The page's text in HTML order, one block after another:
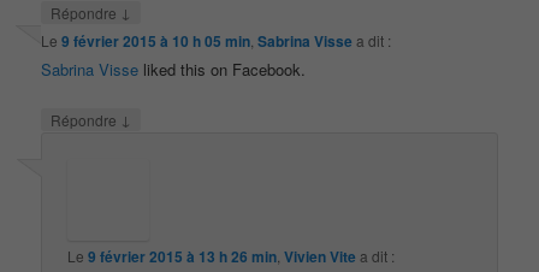
Répondre ↓
Le9 février 2015 à 10 h 05 min ,Sabrina Visse a dit :
Sabrina Visse liked this on Facebook.
Répondre ↓
Le9 février 2015 à 13 h 26 min ,Vivien Vite a dit :